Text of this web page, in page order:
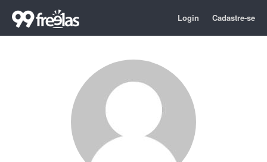
Login Cadastre-se